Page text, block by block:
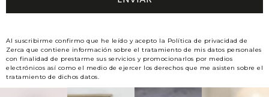
Al suscribirme confirmo que he leído y acepto la Política de privacidad de
Zerca que contiene información sobre el tratamiento de mis datos personales
con finalidad de prestarme sus servicios y promocionarlos por medios
electrónicos así como el medio de ejercer los derechos que me asisten sobre el
tratamiento de dichos datos.